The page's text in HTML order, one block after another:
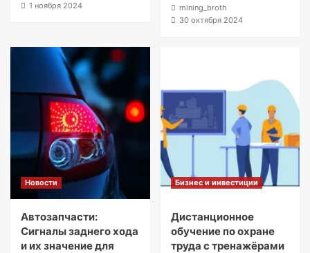
1 ноября 2024
mining_broth
30 октября 2024
Новости
Автозапчасти:
Сигналы заднего хода
и их значение для
Бизнес и инвестиции
Дистанционное
обучение по охране
труда с тренажёрами